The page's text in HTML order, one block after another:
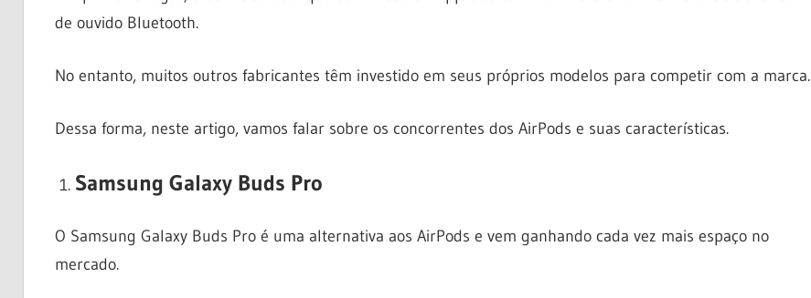
de ouvido Bluetooth.
No entanto, muitos outros fabricantes têm investido em seus próprios modelos para competir com a marca.
Dessa forma, neste artigo, vamos falar sobre os concorrentes dos AirPods e suas características.
Samsung Galaxy Buds Pro
O Samsung Galaxy Buds Pro é uma alternativa aos AirPods e vem ganhando cada vez mais espaço no
mercado.